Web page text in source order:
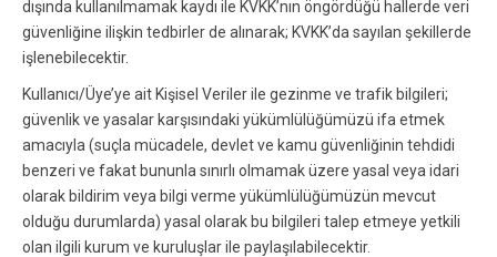
dışında kullanılmamak kaydı ile KVKK’nın öngördüğü hallerde veri
güvenliğine ilişkin tedbirler de alınarak; KVKK’da sayılan şekillerde
işlenebilecektir.
Kullanıcı/Üye’ye ait Kişisel Veriler ile gezinme ve trafik bilgileri;
güvenlik ve yasalar karşısındaki yükümlülüğümüzü ifa etmek
amacıyla (suçla mücadele, devlet ve kamu güvenliğinin tehdidi
benzeri ve fakat bununla sınırlı olmamak üzere yasal veya idari
olarak bildirim veya bilgi verme yükümlülüğümüzün mevcut
olduğu durumlarda) yasal olarak bu bilgileri talep etmeye yetkili
olan ilgili kurum ve kuruluşlar ile paylaşılabilecektir.